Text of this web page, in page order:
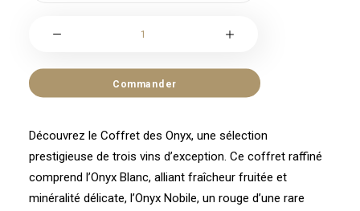
des
Onyx
Commander
Découvrez le Coffret des Onyx, une sélection
prestigieuse de trois vins d’exception. Ce coffret raffiné
comprend l’Onyx Blanc, alliant fraîcheur fruitée et
minéralité délicate, l’Onyx Nobile, un rouge d’une rare